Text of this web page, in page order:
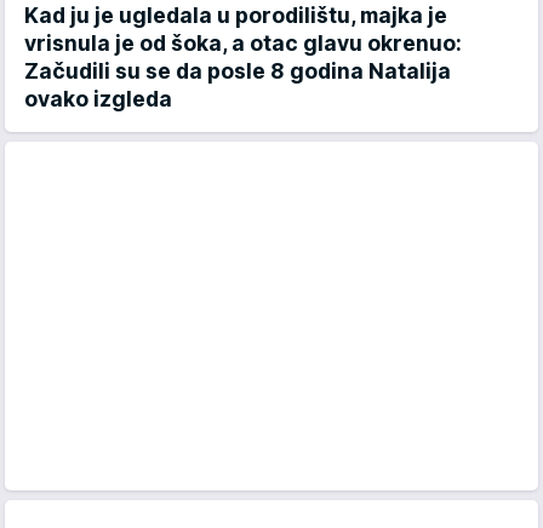
Kad ju je ugledala u porodilištu, majka je
vrisnula je od šoka, a otac glavu okrenuo:
Začudili su se da posle 8 godina Natalija
ovako izgleda